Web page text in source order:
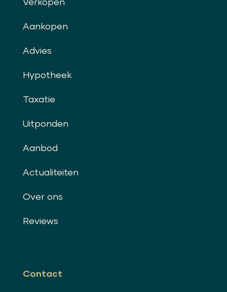
Aankopen
Advies
Hypotheek
Taxatie
Uitponden
Aanbod
Actualiteiten
Over ons
Reviews
Contact